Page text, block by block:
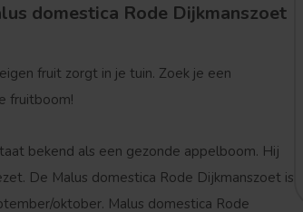
domestica Rode Dijkmanszoet
fruit zorgt in je tuin. Zoek je een
fruitboom!
bekend als een gezonde appelboom. Hij
De Malus domestica Rode Dijkmanszoet is
oktober. Malus domestica Rode